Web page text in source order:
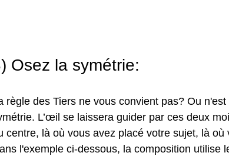
Osez la symétrie:
règle des Tiers ne vous convient pas? Ou
L’œil se laissera guider par ces deux
centre, là où vous avez placé votre sujet, là
l'exemple ci-dessous, la composition utilise